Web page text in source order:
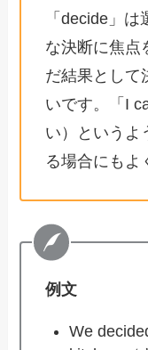
「decide」
な決断に焦点
だ結果として
いです。「I
い）というよ
る場合にもよ
例文
We